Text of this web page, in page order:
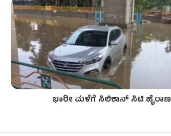
ಸಾವು!
ಭಾರೀ ಮಳೆಗೆ ಸಿಲಿಕಾನ್ ಸಿಟಿ ಹೈರಾಣ